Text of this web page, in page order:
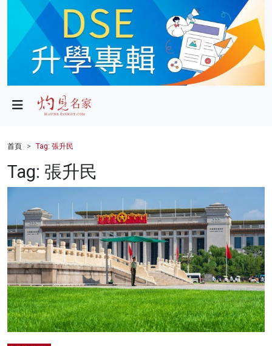
政局
財經
健康
商業
科技
影片
名家榜
灼見活動
首頁 Tag: 張升民
Tag: 張升民